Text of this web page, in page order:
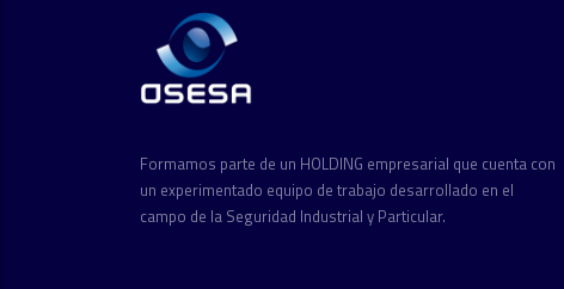
Formamos parte de un HOLDING empresarial que cuenta con
un experimentado equipo de trabajo desarrollado en el
campo de la Seguridad Industrial y Particular.